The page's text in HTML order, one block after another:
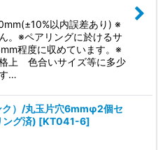
以内誤差あり) ※
。※ペアリングに於けるサ
程度に収めています。※
上 色合いサイズ等に多少
…
ク）/丸玉片穴6mmφ2個セ
ング済) [KT041-6]